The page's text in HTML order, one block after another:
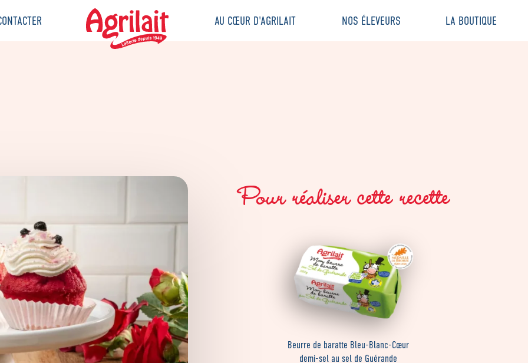
AU CŒUR D'AGRILAIT NOS ÉLEVEURS LA BOUTIQUE
Pour réaliser cette recette
Beurre de baratte Bleu-Blanc-Cœur
demi-sel au sel de Guérande